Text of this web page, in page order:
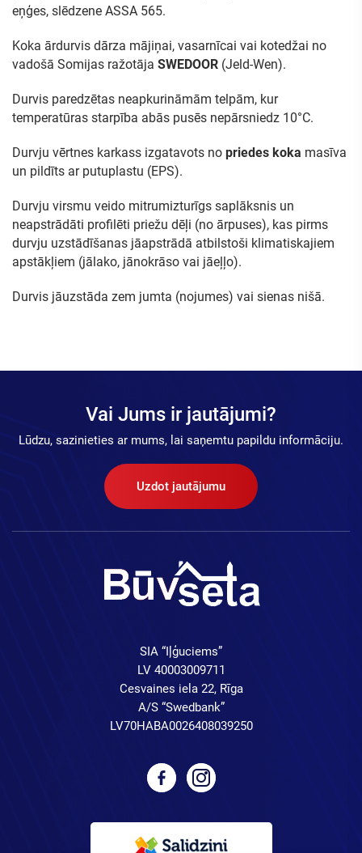
eņģes, slēdzene ASSA 565.
Koka ārdurvis dārza mājiņai, vasarnīcai vai kotedžai no
vadošā Somijas ražotāja SWEDOOR (Jeld-Wen).
Durvis paredzētas neapkurināmām telpām, kur
temperatūras starpība abās pusēs nepārsniedz 10°C.
Durvju vērtnes karkass izgatavots no priedes koka masīva
un pildīts ar putuplastu (EPS).
Durvju virsmu veido mitrumizturīgs saplāksnis un
neapstrādāti profilēti priežu dēļi (no ārpuses), kas pirms
durvju uzstādīšanas jāapstrādā atbilstoši klimatiskajiem
apstākļiem (jālako, jānokrāso vai jāeļļo).
Durvis jāuzstāda zem jumta (nojumes) vai sienas nišā.
Vai Jums ir jautājumi?
Lūdzu, sazinieties ar mums, lai saņemtu papildu informāciju.
Uzdot jautājumu
SIA “Iļģuciems”
LV 40003009711
Cesvaines iela 22, Rīga
A/S “Swedbank”
LV70HABA0026408039250